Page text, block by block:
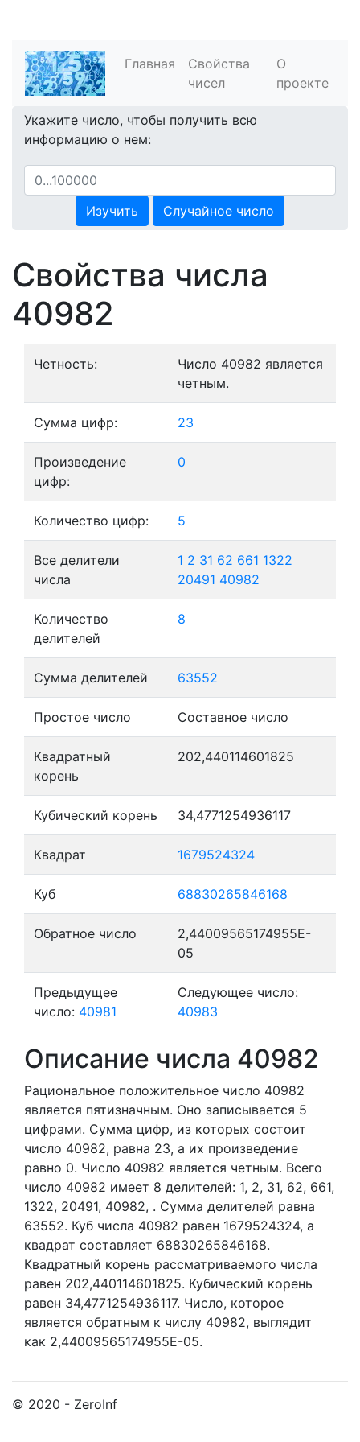
Главная
Свойства
чисел
О
проекте
Укажите число, чтобы получить всю
информацию о нем:
Изучить Случайное число
Свойства числа
40982
Четность:
Число 40982 является
четным.
Сумма цифр: 23
Произведение
цифр:
0
Количество цифр: 5
Все делители
числа
1 2 31 62 661 1322
20491 40982
Количество
делителей
8
Сумма делителей 63552
Простое число Составное число
Квадратный
корень
202,440114601825
Кубический корень 34,4771254936117
Квадрат 1679524324
Куб 68830265846168
Обратное число
2,44009565174955E-
05
Предыдущее
число: 40981
Следующее число:
40983
Описание числа 40982
Рациональное положительное число 40982
является пятизначным. Оно записывается 5
цифрами. Сумма цифр, из которых состоит
число 40982, равна 23, а их произведение
равно 0. Число 40982 является четным. Всего
число 40982 имеет 8 делителей: 1, 2, 31, 62, 661,
1322, 20491, 40982, . Сумма делителей равна
63552. Куб числа 40982 равен 1679524324, а
квадрат составляет 68830265846168.
Квадратный корень рассматриваемого числа
равен 202,440114601825. Кубический корень
равен 34,4771254936117. Число, которое
является обратным к числу 40982, выглядит
как 2,44009565174955E-05.
© 2020 - ZeroInf